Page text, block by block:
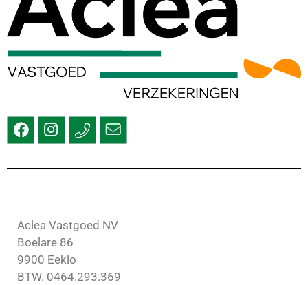
Aclea Vastgoed NV
Boelare 86
9900 Eeklo
BTW. 0464.293.369